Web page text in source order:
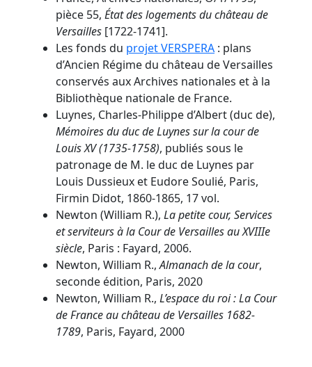
pièce 55, État des logements du château de
Versailles [1722-1741].
Les fonds du projet VERSPERA : plans
d’Ancien Régime du château de Versailles
conservés aux Archives nationales et à la
Bibliothèque nationale de France.
Luynes, Charles-Philippe d’Albert (duc de),
Mémoires du duc de Luynes sur la cour de
Louis XV (1735-1758), publiés sous le
patronage de M. le duc de Luynes par
Louis Dussieux et Eudore Soulié, Paris,
Firmin Didot, 1860-1865, 17 vol.
Newton (William R.), La petite cour, Services
et serviteurs à la Cour de Versailles au XVIIIe
siècle, Paris : Fayard, 2006.
Newton, William R.,Almanach de la cour,
seconde édition, Paris, 2020
Newton, William R., L’espace du roi : La Cour
de France au château de Versailles 1682-
1789, Paris, Fayard, 2000